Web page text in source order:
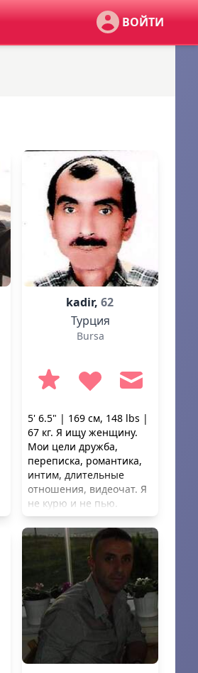
ВОЙТИ
kadir,62
Турция
Bursa
5' 6.5" | 169 см, 148 lbs |
67 кг. Я ищу женщину.
Мои цели дружба,
переписка, романтика,
интим, длительные
отношения, видеочат. Я
не курю и не пью.
Предпочитаю здоровый
образ жизни.